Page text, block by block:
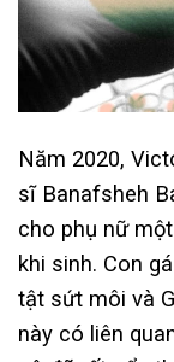
Năm 2020,
sĩ Banafsheh
cho phụ nữ
khi sinh. Con
tật sứt môi và
này có liên